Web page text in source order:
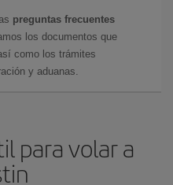
preguntas frecuentes
los documentos que
como los trámites
y aduanas.
para volar a